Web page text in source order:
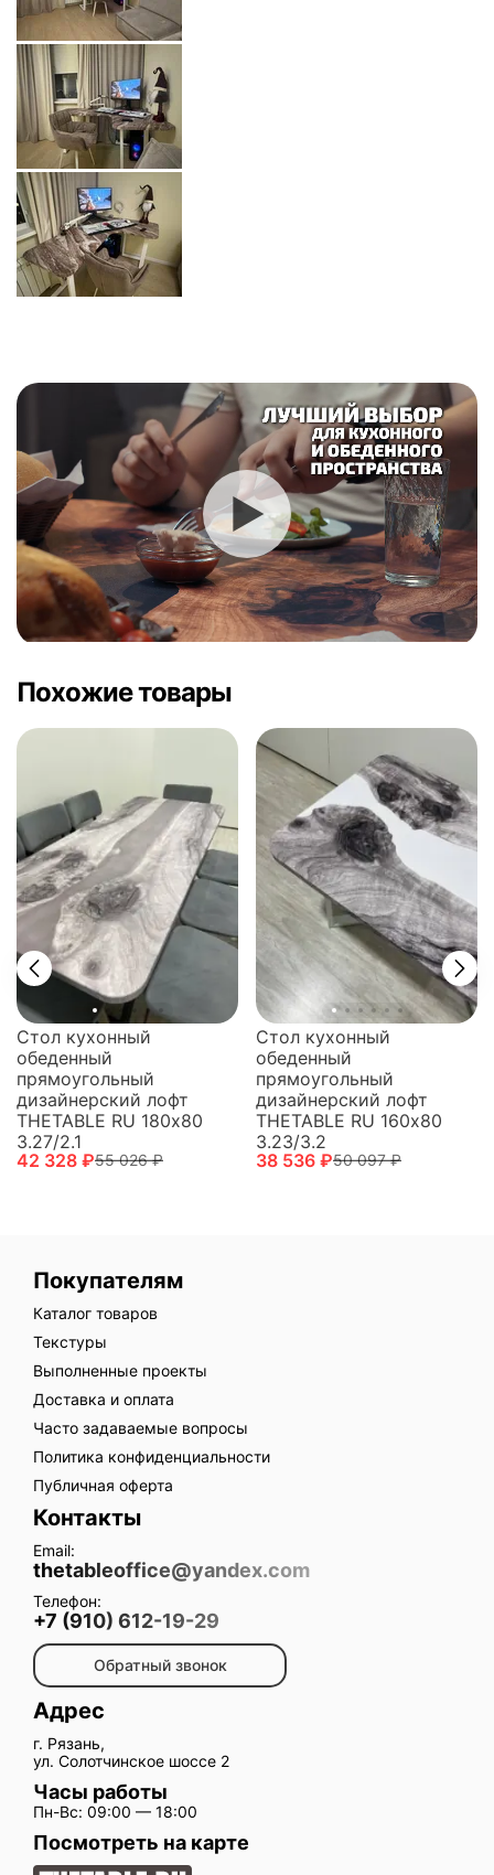
Похожие товары
Стол кухонный
обеденный
прямоугольный
дизайнерский лофт
THETABLE RU 180х80
3.27/2.1
42 328 ₽55 026 ₽
Стол кухонный
обеденный
прямоугольный
дизайнерский лофт
THETABLE RU 160х80
3.23/3.2
38 536 ₽50 097 ₽
Покупателям
Каталог товаров
Текстуры
Выполненные проекты
Доставка и оплата
Часто задаваемые вопросы
Политика конфиденциальности
Публичная оферта
Контакты
Email:
thetableoffice@yandex.com
Телефон:
+7 (910) 612-19-29
Обратный звонок
Адрес
г. Рязань,
ул. Солотчинское шоссе 2
Часы работы
Пн-Вс: 09:00 — 18:00
Посмотреть на карте